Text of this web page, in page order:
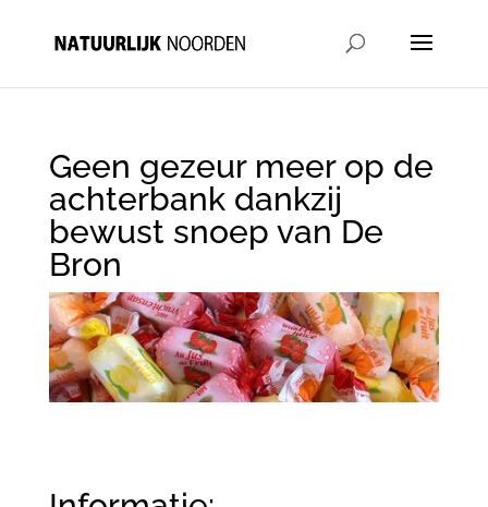
Geen gezeur meer op de
achterbank dankzij
bewust snoep van De
Bron